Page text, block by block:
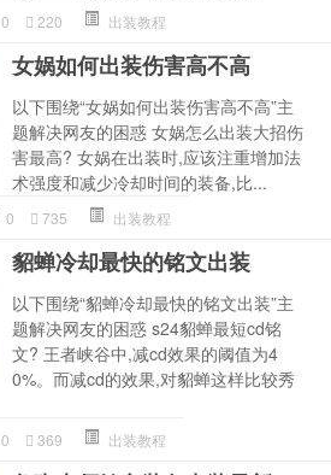
0 220 出装教程
女娲如何出装伤害高不高
以下围绕“女娲如何出装伤害高不高”主
题解决网友的困惑 女娲怎么出装大招伤
害最高? 女娲在出装时,应该注重增加法
术强度和减少冷却时间的装备,比...
0 735 出装教程
貂蝉冷却最快的铭文出装
以下围绕“貂蝉冷却最快的铭文出装”主
题解决网友的困惑 s24貂蝉最短cd铭
文? 王者峡谷中,减cd效果的阈值为4
0%。而减cd的效果,对貂蝉这样比较秀
0 369 出装教程